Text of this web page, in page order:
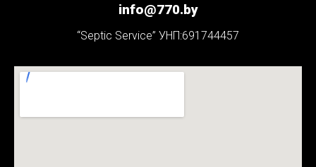
info@770.by
“Septic Service” УНП:691744457